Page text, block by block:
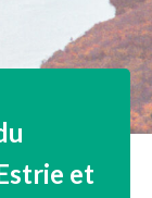
et